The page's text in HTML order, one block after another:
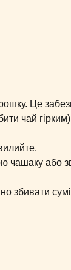
Це
чай
чашаку або
збивати